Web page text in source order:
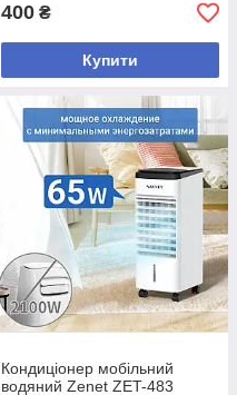
400 ₴
Купити
Кондиціонер мобільний
водяний Zenet ZET-483